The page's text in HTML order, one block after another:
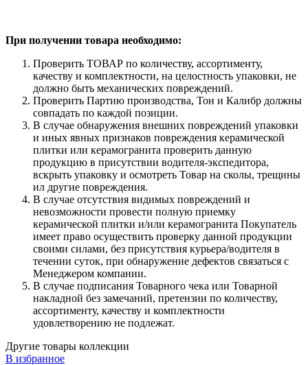
При получении товара необходимо:
Проверить ТОВАР по количеству, ассортименту,
качеству и комплектности, на целостность упаковки, не
должно быть механических повреждений.
Проверить Партию производства, Тон и Калибр должны
совпадать по каждой позиции.
В случае обнаружения внешних повреждений упаковки
и иных явных признаков повреждения керамической
плитки или керамогранита проверить данную
продукцию в присутствии водителя-экспедитора,
вскрыть упаковку и осмотреть Товар на сколы, трещины
ил другие повреждения.
В случае отсутствия видимых повреждений и
невозможности провести полную приемку
керамической плитки и/или керамогранита Покупатель
имеет право осуществить проверку данной продукции
своими силами, без присутствия курьера/водителя в
течении суток, при обнаружение дефектов связаться с
Менеджером компании.
В случае подписания Товарного чека или Товарной
накладной без замечаний, претензии по количеству,
ассортименту, качеству и комплектности
удовлетворению не подлежат.
Другие товары коллекции
В избранное